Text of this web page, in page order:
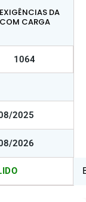
DA
CARGA
1064
2025
2026